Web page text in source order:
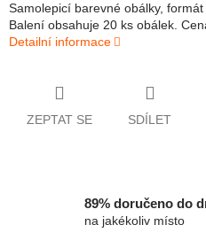
Samolepicí barevné obálky,
Balení obsahuje 20 ks obálek.
Detailní informace
ZEPTAT SE SDÍLET
89% doručeno do
na jakékoliv místo